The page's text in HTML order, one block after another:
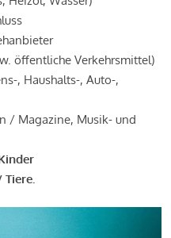
öffentliche Verkehrsmittel)
, Haushalts-, Auto-,
/ Magazine, Musik- und